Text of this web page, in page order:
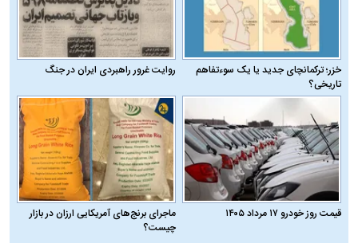
خزر؛ ترکمانچای جدید یا یک سوءتفاهم
تاریخی؟
روایت غرور راهبردی ایران در جنگ
قیمت روز خودرو ۱۷ مرداد ۱۴۰۵
ماجرای برنج‌های آمریکایی ارزان در بازار
چیست؟